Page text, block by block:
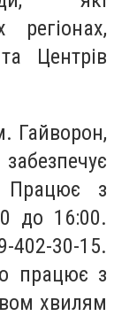
регіонах,
Центрів
Гайворон,
Працює з
до 16:00.
30-15.
працює з
хвилям